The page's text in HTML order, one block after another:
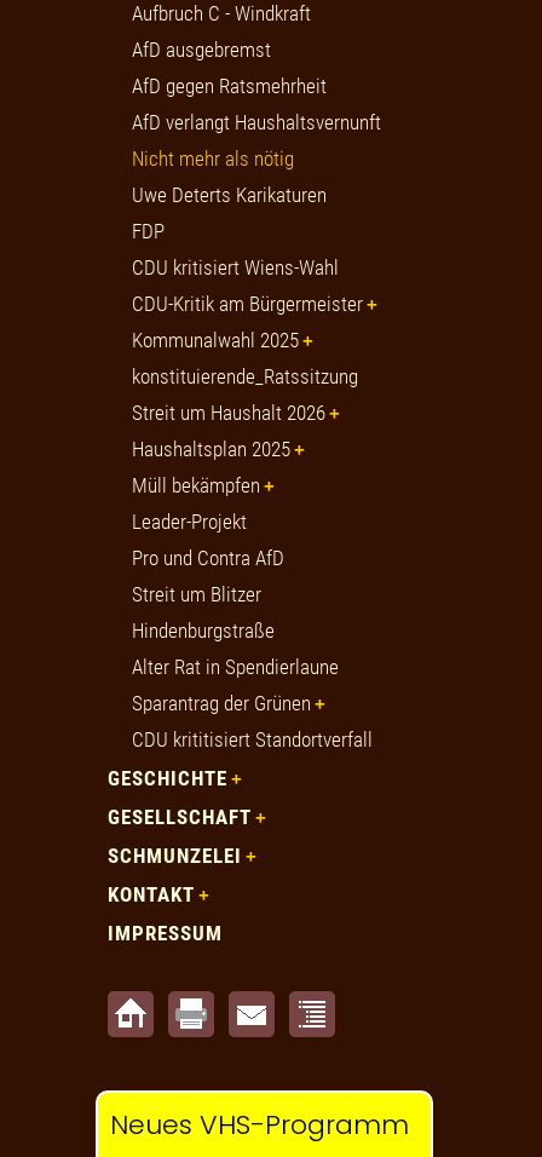
Aufbruch C - Windkraft
AfD ausgebremst
AfD gegen Ratsmehrheit
AfD verlangt Haushaltsvernunft
Nicht mehr als nötig
Uwe Deterts Karikaturen
FDP
CDU kritisiert Wiens-Wahl
CDU-Kritik am Bürgermeister
Kommunalwahl 2025
konstituierende_Ratssitzung
Streit um Haushalt 2026
Haushaltsplan 2025
Müll bekämpfen
Leader-Projekt
Pro und Contra AfD
Streit um Blitzer
Hindenburgstraße
Alter Rat in Spendierlaune
Sparantrag der Grünen
CDU krititisiert Standortverfall
GESCHICHTE
GESELLSCHAFT
SCHMUNZELEI
KONTAKT
IMPRESSUM
Neues VHS-Programm